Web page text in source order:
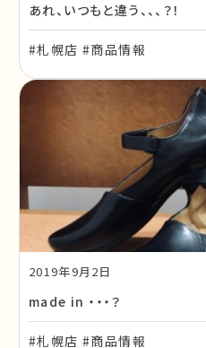
あれ、いつもと違う、、、？！
#札幌店 #商品情報
2019年9月2日
made in ・・・？
#札幌店 #商品情報